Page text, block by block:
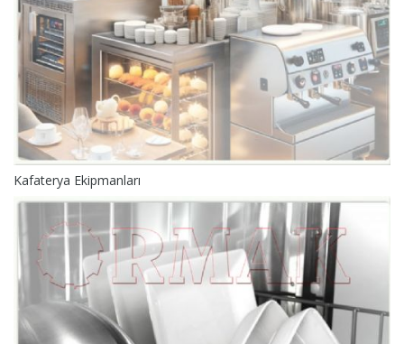
Kafaterya Ekipmanları